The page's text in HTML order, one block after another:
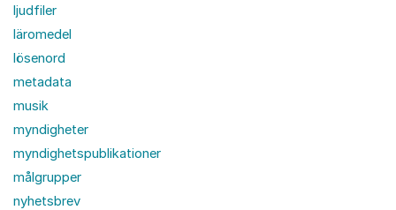
ljudfiler
läromedel
lösenord
metadata
musik
myndigheter
myndighetspublikationer
målgrupper
nyhetsbrev